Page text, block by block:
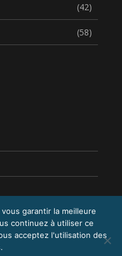
(42)
(58)
garantir la meilleure
continuez à utiliser ce
acceptez l'utilisation des